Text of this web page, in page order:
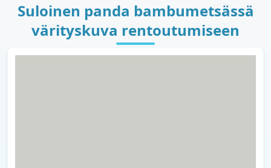
Suloinen panda bambumetsässä
värityskuva rentoutumiseen